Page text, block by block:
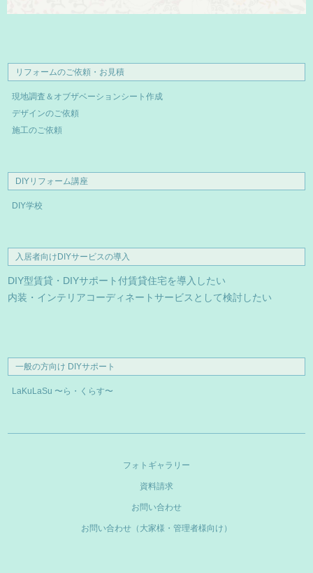
リフォームのご依頼・お見積
現地調査＆オブザベーションシート作成
デザインのご依頼
施工のご依頼
DIYリフォーム講座
DIY学校
入居者向けDIYサービスの導入
DIY型賃貸・DIYサポート付賃貸住宅を導入したい
内装・インテリアコーディネートサービスとして検討したい
一般の方向け DIYサポート
LaKuLaSu 〜ら・くらす〜
フォトギャラリー
資料請求
お問い合わせ
お問い合わせ（大家様・管理者様向け）